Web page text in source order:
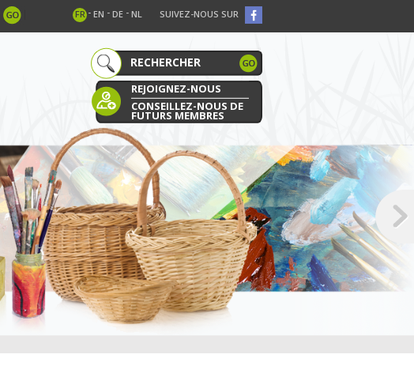
SUIVEZ-NOUS SUR
FR - EN - DE - NL
REJOIGNEZ-NOUS
CONSEILLEZ-NOUS DE
FUTURS MEMBRES